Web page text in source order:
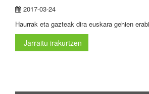
2017-03-24
Haurrak eta gazteak dira euskara gehien
Jarraitu irakurtzen